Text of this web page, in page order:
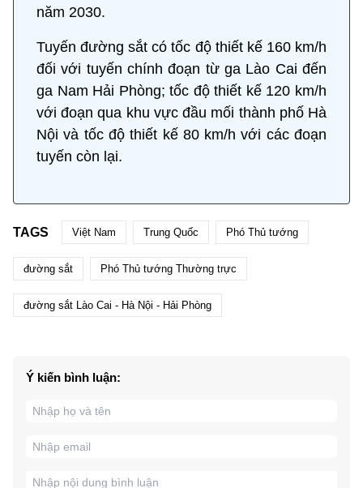
năm 2030.
Tuyến đường sắt có tốc độ thiết kế 160 km/h
đối với tuyến chính đoạn từ ga Lào Cai đến
ga Nam Hải Phòng; tốc độ thiết kế 120 km/h
với đoạn qua khu vực đầu mối thành phố Hà
Nội và tốc độ thiết kế 80 km/h với các đoạn
tuyến còn lại.
TAGS Việt Nam Trung Quốc Phó Thủ tướng
đường sắt Phó Thủ tướng Thường trực
đường sắt Lào Cai - Hà Nội - Hải Phòng
Ý kiến bình luận: